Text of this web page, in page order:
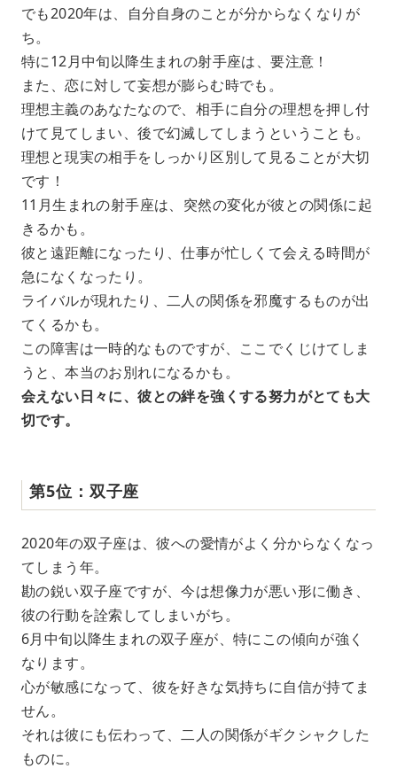
でも2020年は、自分自身のことが分からなくなりが
ち。
特に12月中旬以降生まれの射手座は、要注意！
また、恋に対して妄想が膨らむ時でも。
理想主義のあなたなので、相手に自分の理想を押し付
けて見てしまい、後で幻滅してしまうということも。
理想と現実の相手をしっかり区別して見ることが大切
です！
11月生まれの射手座は、突然の変化が彼との関係に起
きるかも。
彼と遠距離になったり、仕事が忙しくて会える時間が
急になくなったり。
ライバルが現れたり、二人の関係を邪魔するものが出
てくるかも。
この障害は一時的なものですが、ここでくじけてしま
うと、本当のお別れになるかも。
会えない日々に、彼との絆を強くする努力がとても大
切です。
第5位：双子座
2020年の双子座は、彼への愛情がよく分からなくなっ
てしまう年。
勘の鋭い双子座ですが、今は想像力が悪い形に働き、
彼の行動を詮索してしまいがち。
6月中旬以降生まれの双子座が、特にこの傾向が強く
なります。
心が敏感になって、彼を好きな気持ちに自信が持てま
せん。
それは彼にも伝わって、二人の関係がギクシャクした
ものに。